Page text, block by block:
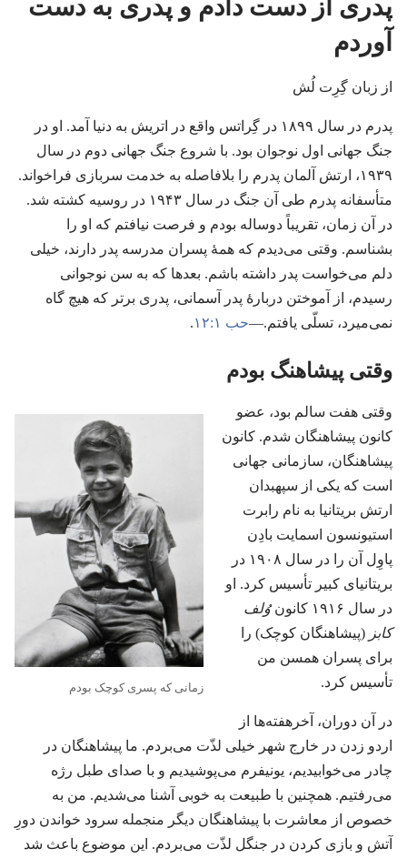
پدری از دست دادم و پدری به دست
آوردم
از زبان گِرِت لُش
پدرم در سال ۱۸۹۹ در گِراتس واقع در اتریش به دنیا آمد.‏ او در
جنگ جهانی اول نوجوان بود.‏ با شروع جنگ جهانی دوم در سال
۱۹۳۹،‏ ارتش آلمان پدرم را بلافاصله به خدمت سربازی فراخواند.‏
متأسفانه پدرم طی آن جنگ در سال ۱۹۴۳ در روسیه کشته شد.‏
در آن زمان،‏ تقریباً دوساله بودم و فرصت نیافتم که او را
بشناسم.‏ وقتی می‌دیدم که همهٔ پسران مدرسه پدر دارند،‏ خیلی
دلم می‌خواست پدر داشته باشم.‏ بعدها که به سن نوجوانی
رسیدم،‏ از آموختن دربارهٔ پدر آسمانی،‏ پدری برتر که هیچ گاه
نمی‌میرد،‏ تسلّی یافتم.‏—‏حب ۱:‏۱۲ ‏.‏
وقتی پیشاهنگ بودم
زمانی که پسری کوچک بودم
وقتی هفت سالم بود،‏ عضو
کانون پیشاهنگان شدم.‏ کانون
پیشاهنگان،‏ سازمانی جهانی
است که یکی از سپهبدان
ارتش بریتانیا به نام رابرت
استیونسون اسمایت بادِن
پاوِل آن را در سال ۱۹۰۸ در
بریتانیای کبیر تأسیس کرد.‏ او
در سال ۱۹۱۶ کانون
وُلف
کابز ‏(‏پیشاهنگان کوچک)‏ را
برای پسران همسن من
تأسیس کرد.‏
در آن دوران،‏ آخرهفته‌ها از
اردو زدن در خارج شهر خیلی لذّت می‌بردم.‏ ما پیشاهنگان در
چادر می‌خوابیدیم،‏ یونیفرم می‌پوشیدیم و با صدای طبل رژه
می‌رفتیم.‏ همچنین با طبیعت به خوبی آشنا می‌شدیم.‏ من به
خصوص از معاشرت با پیشاهنگان دیگر منجمله سرود خواندن دورِ
آتش و بازی کردن در جنگل لذّت می‌بردم.‏ این موضوع باعث شد